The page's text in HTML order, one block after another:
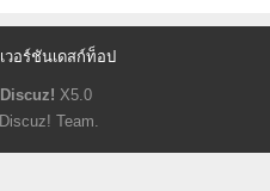
เวอร์ชันเดสก์ท็อป
Discuz! X5.0
Discuz! Team.